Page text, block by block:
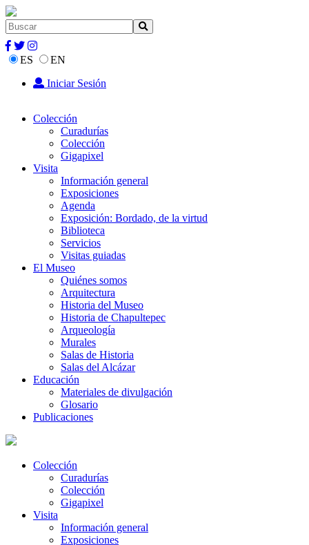
ES
EN
Iniciar Sesión
Colección
Curadurías
Colección
Gigapixel
Visita
Información general
Exposiciones
Agenda
Exposición: Bordado, de la virtud
Biblioteca
Servicios
Visitas guiadas
El Museo
Quiénes somos
Arquitectura
Historia del Museo
Historia de Chapultepec
Arqueología
Murales
Salas de Historia
Salas del Alcázar
Educación
Materiales de divulgación
Glosario
Publicaciones
Colección
Curadurías
Colección
Gigapixel
Visita
Información general
Exposiciones